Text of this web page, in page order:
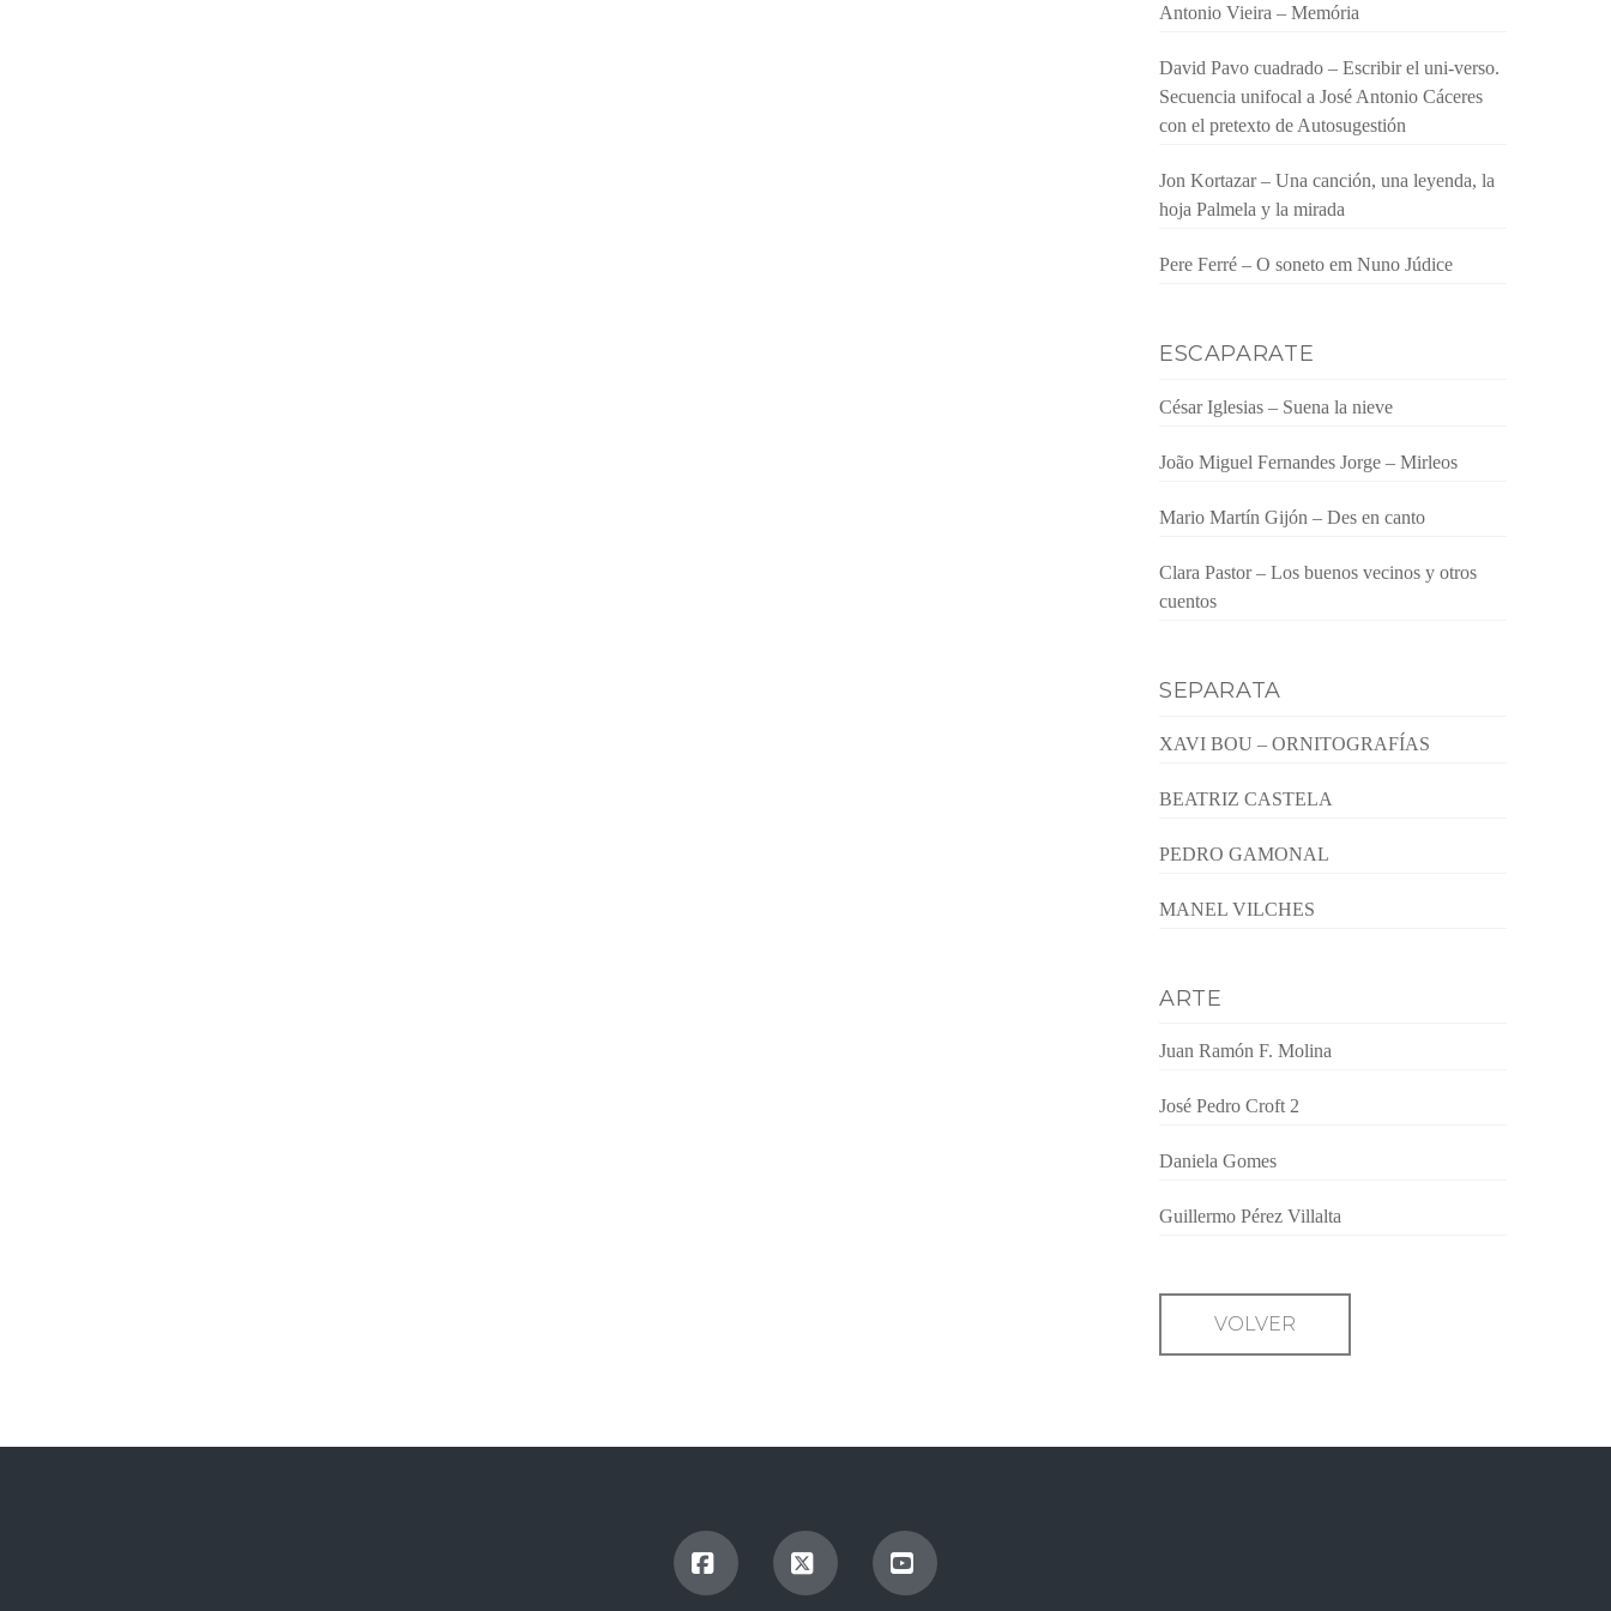
Antonio Vieira – Memória
David Pavo cuadrado – Escribir el uni-verso.
Secuencia unifocal a José Antonio Cáceres
con el pretexto de Autosugestión
Jon Kortazar – Una canción, una leyenda, la
hoja Palmela y la mirada
Pere Ferré – O soneto em Nuno Júdice
ESCAPARATE
César Iglesias – Suena la nieve
João Miguel Fernandes Jorge – Mirleos
Mario Martín Gijón – Des en canto
Clara Pastor – Los buenos vecinos y otros
cuentos
SEPARATA
XAVI BOU – ORNITOGRAFÍAS
BEATRIZ CASTELA
PEDRO GAMONAL
MANEL VILCHES
ARTE
Juan Ramón F. Molina
José Pedro Croft 2
Daniela Gomes
Guillermo Pérez Villalta
VOLVER